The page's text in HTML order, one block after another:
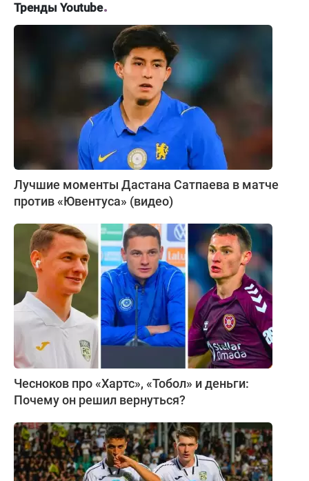
Тренды Youtube
Лучшие моменты Дастана Сатпаева в матче
против «Ювентуса» (видео)
Чесноков про «Хартс», «Тобол» и деньги:
Почему он решил вернуться?